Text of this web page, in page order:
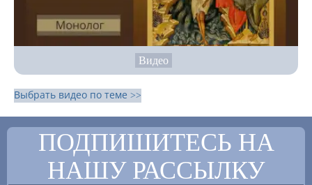
Видео
Выбрать видео по теме >>
ПОДПИШИТЕСЬ НА
НАШУ РАССЫЛКУ